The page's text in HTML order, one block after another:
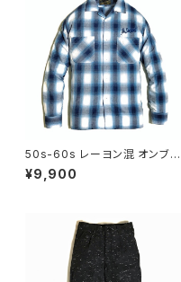
50s-60s レーヨン混 オンブレ
チェック オープンカラーシャツ
ロカビリースタイル シャドーチ
"TURN AROUND" BLUE ダッ
クテイル クロージング 長袖
¥9,900